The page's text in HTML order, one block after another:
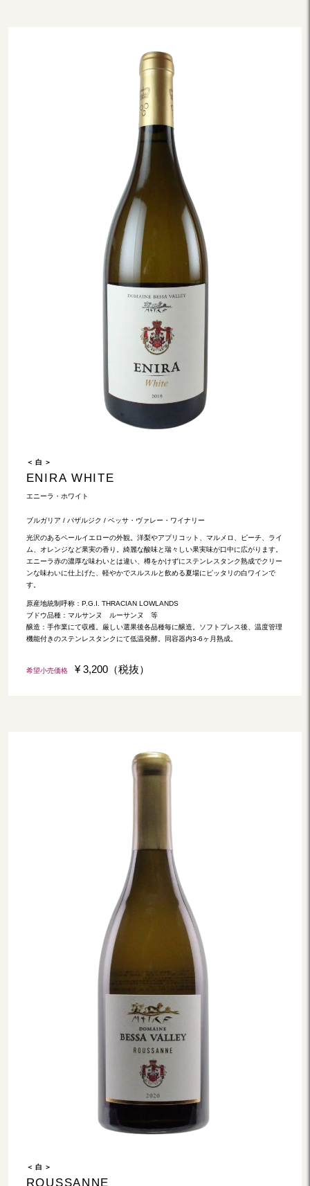
＜ 白 ＞
ENIRA WHITE
エニーラ・ホワイト
ブルガリア / パザルジク / ベッサ・ヴァレー・ワイナリー
光沢のあるペールイエローの外観。洋梨やアプリコット、マルメロ、ピーチ、ライ
ム、オレンジなど果実の香り。綺麗な酸味と瑞々しい果実味が口中に広がります。
エニーラ赤の濃厚な味わいとは違い、樽をかけずにステンレスタンク熟成でクリー
ンな味わいに仕上げた、軽やかでスルスルと飲める夏場にピッタリの白ワインで
す。
原産地統制呼称：P.G.I. THRACIAN LOWLANDS
ブドウ品種：マルサンヌ ルーサンヌ 等
醸造：手作業にて収穫。厳しい選果後各品種毎に醸造。ソフトプレス後、温度管理
機能付きのステンレスタンクにて低温発酵。同容器内3-6ヶ月熟成。
希望小売価格 ¥ 3,200（税抜）
＜ 白 ＞
ROUSSANNE